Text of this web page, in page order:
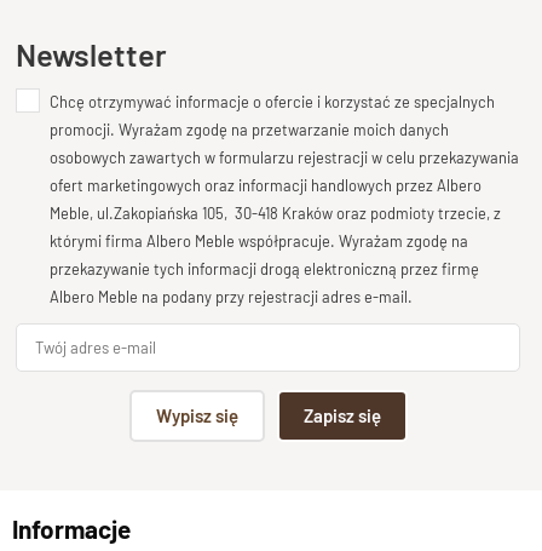
Długość
130 cm
Wysokość
84 cm
Głębokość
50 cm
Rzeźbienia
Oryginalne ręczne rzeźbienia
Szuflady
Dodaj opinię o produkcie
Twoja ocena
Bardzo dobry
Twoja opinia o produkcie
Podpis
Wyślij opinię
Newsletter
Chcę otrzymywać informacje o ofercie i korzystać ze specjalnych
promocji. Wyrażam zgodę na przetwarzanie moich danych
osobowych zawartych w formularzu rejestracji w celu przekazywania
ofert marketingowych oraz informacji handlowych przez Albero
Meble, ul.Zakopiańska 105, 30-418 Kraków oraz podmioty trzecie, z
którymi firma Albero Meble współpracuje. Wyrażam zgodę na
przekazywanie tych informacji drogą elektroniczną przez firmę
Albero Meble na podany przy rejestracji adres e-mail.
Wypisz się Zapisz się
Informacje